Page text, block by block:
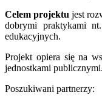
Celem projektu jest
dobrymi praktykami
edukacyjnych.
Projekt opiera się na
jednostkami publicznymi.
Poszukiwani partnerzy: